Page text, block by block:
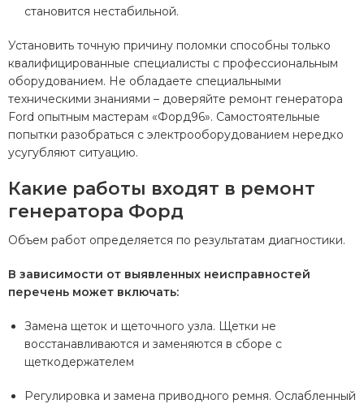
становится нестабильной.
Установить точную причину поломки способны только
квалифицированные специалисты с профессиональным
оборудованием. Не обладаете специальными
техническими знаниями – доверяйте ремонт генератора
Ford опытным мастерам «Форд96». Самостоятельные
попытки разобраться с электрооборудованием нередко
усугубляют ситуацию.
Какие работы входят в ремонт
генератора Форд
Объем работ определяется по результатам диагностики.
В зависимости от выявленных неисправностей
перечень может включать:
Замена щеток и щеточного узла. Щетки не
восстанавливаются и заменяются в сборе с
щеткодержателем
Регулировка и замена приводного ремня. Ослабленный